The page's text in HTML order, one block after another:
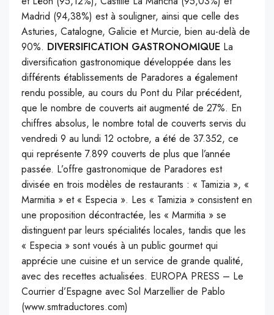
Madrid (94,38%) est à souligner, ainsi que celle des
Asturies, Catalogne, Galicie et Murcie, bien au-delà de
90%. DIVERSIFICATION GASTRONOMIQUE La
diversification gastronomique développée dans les
différents établissements de Paradores a également
rendu possible, au cours du Pont du Pilar précédent,
que le nombre de couverts ait augmenté de 27%. En
chiffres absolus, le nombre total de couverts servis du
vendredi 9 au lundi 12 octobre, a été de 37.352, ce
qui représente 7.899 couverts de plus que l’année
passée. L’offre gastronomique de Paradores est
divisée en trois modèles de restaurants : « Tamizia », «
Marmitia » et « Especia ». Les « Tamizia » consistent en
une proposition décontractée, les « Marmitia » se
distinguent par leurs spécialités locales, tandis que les
« Especia » sont voués à un public gourmet qui
apprécie une cuisine et un service de grande qualité,
avec des recettes actualisées. EUROPA PRESS – Le
Courrier d’Espagne avec Sol Marzellier de Pablo
(www.smtraductores.com)